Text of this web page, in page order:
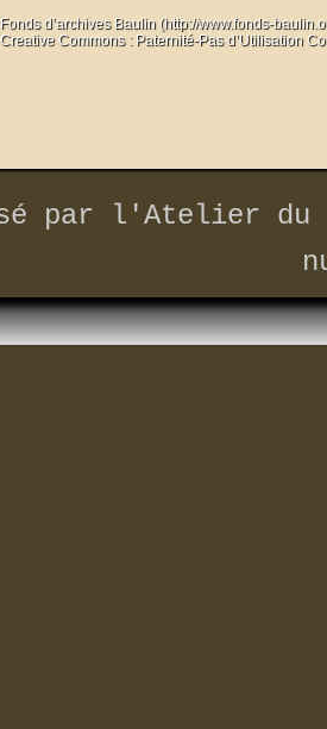
Fonds d’archives Baulin (http://www.fonds-
Creative Commons : Paternité-Pas d’Utilisation
par
l'Atelier du